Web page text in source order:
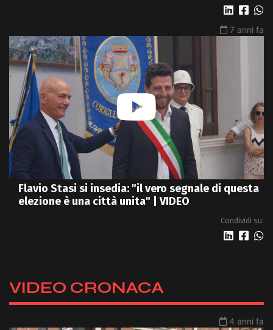
7 anni fa
Flavio Stasi si insedia: "il vero segnale di questa
elezione è una città unita" | VIDEO
Condividi su:
VIDEO CRONACA
4 anni fa